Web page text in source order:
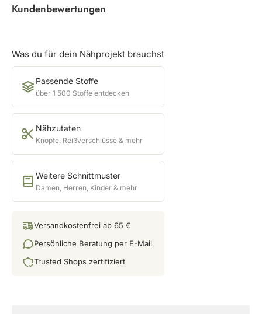
Kundenbewertungen
Was du für dein Nähprojekt brauchst
Passende Stoffe
über 1 500 Stoffe entdecken
Nähzutaten
Knöpfe, Reißverschlüsse & mehr
Weitere Schnittmuster
Damen, Herren, Kinder & mehr
Versandkostenfrei ab 65 €
Persönliche Beratung per E-Mail
Trusted Shops zertifiziert